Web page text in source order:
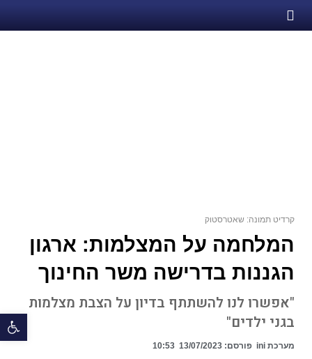
קרדיט תמונה: שאטרסטוק
המלחמה על המצלמות: ארגון
הגננות בדרישה משר החינוך
"אפשרו לנו להשתתף בדיון על הצבת מצלמות
בגני ילדים"
מערכת ini פורסם: 10:53